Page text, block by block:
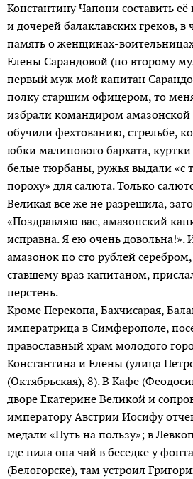
Константину Чапони составить
и дочерей балаклавских греков, в
память о женщинах-
Елены Сарандовой (по второму
первый муж мой капитан
полку старшим офицером, то
избрали командиром амазонской
обучили фехтованию, стрельбе,
юбки малинового бархата, куртки
белые тюрбаны, ружья выдали «с
пороху» для салюта. Только
Великая всё же не разрешила,
«Поздравляю вас, амазонский
исправна. Я ею очень довольна!».
амазонок по сто рублей
ставшему враз капитаном,
перстень.
Кроме Перекопа, Бахчисарая,
императрица в Симферополе,
православный храм молодого
Константина и Елены (улица
(Октябрьская), 8). В Кафе
дворе Екатерине Великой и
императору Австрии Иосифу
медали «Путь на пользу»; в
где пила она чай в беседке у
(Белогорске), там устроил